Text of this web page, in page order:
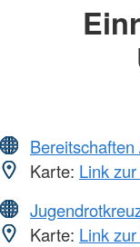
Karte: Link
Karte: Link